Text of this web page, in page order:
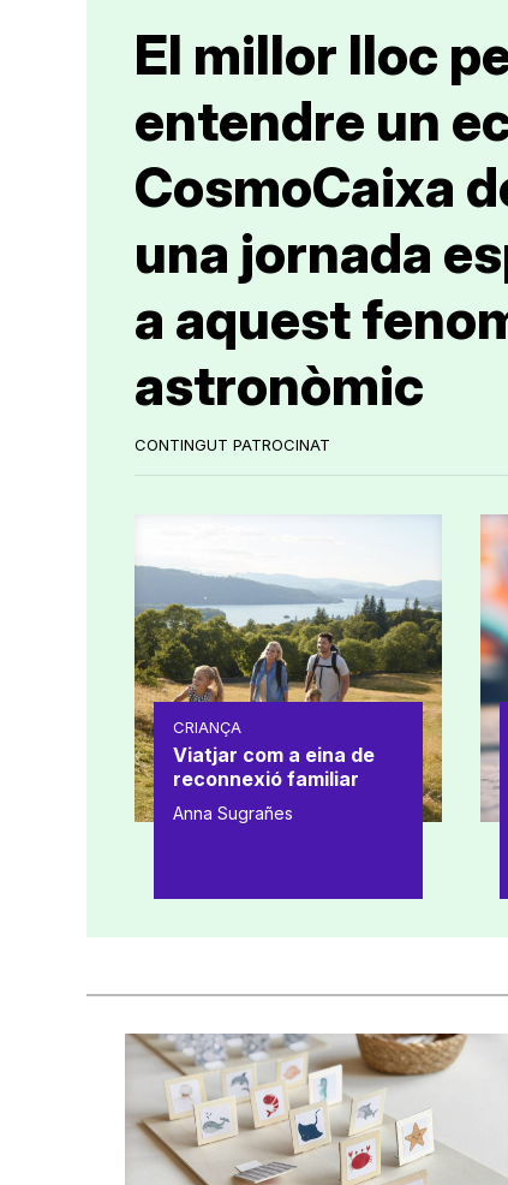
CONTINGUT PATROCINAT
El millor lloc
entendre un
CosmoCaixa
una jornada
a aquest
astronòmic
CRIANÇA
Viatjar com a eina de
reconnexió familiar
Anna Sugrañes